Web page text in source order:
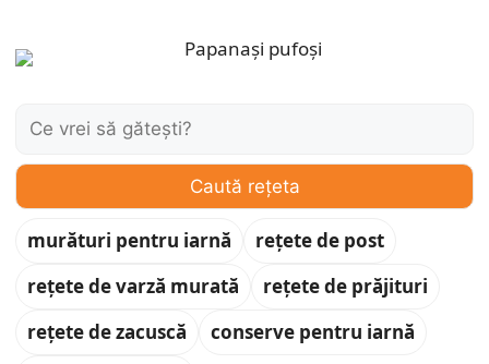
Caută:
Caută rețeta
murături pentru iarnă
rețete de post
rețete de varză murată
rețete de prăjituri
rețete de zacuscă
conserve pentru iarnă